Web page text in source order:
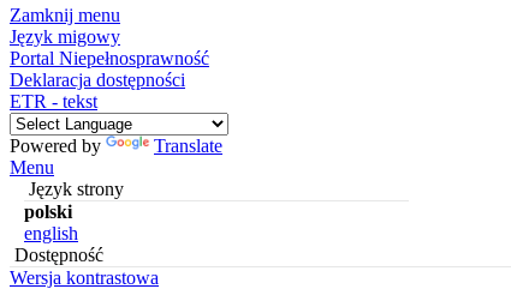
Zamknij menu
Język migowy
Portal Niepełnosprawność
Deklaracja dostępności
ETR - tekst
Powered by
Translate
Menu
Język strony
polski
english
Dostępność
Wersja kontrastowa